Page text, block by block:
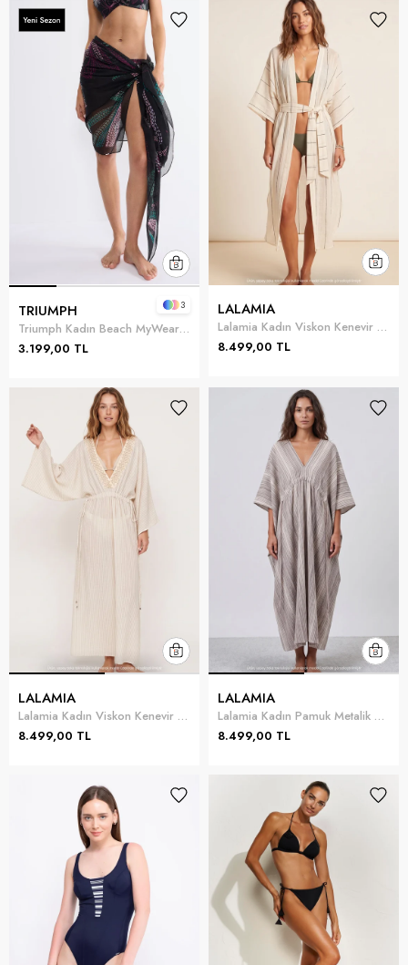
TRIUMPH
Triumph Kadın Beach MyWear Pareo Pareo Siyah
3.199,00 TL
3 LALAMIA
Lalamia Kadın Viskon Kenevir Elbise Ekru
8.499,00 TL
LALAMIA
Lalamia Kadın Viskon Kenevir Elbise Ekru
8.499,00 TL
LALAMIA
Lalamia Kadın Pamuk Metalik Elbise Ekru
8.499,00 TL